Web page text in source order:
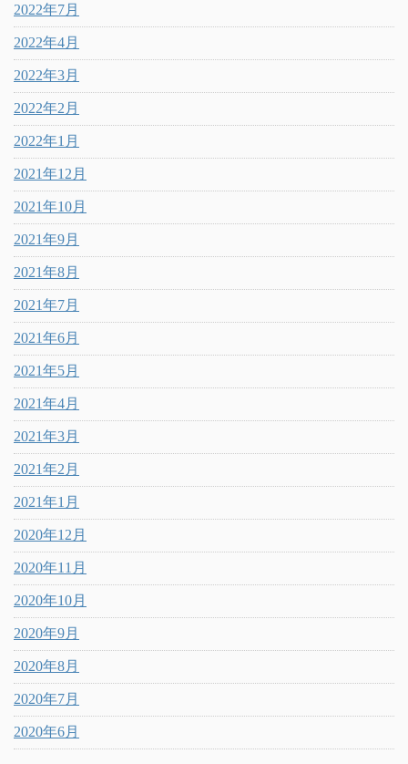
2022年7月
2022年4月
2022年3月
2022年2月
2022年1月
2021年12月
2021年10月
2021年9月
2021年8月
2021年7月
2021年6月
2021年5月
2021年4月
2021年3月
2021年2月
2021年1月
2020年12月
2020年11月
2020年10月
2020年9月
2020年8月
2020年7月
2020年6月